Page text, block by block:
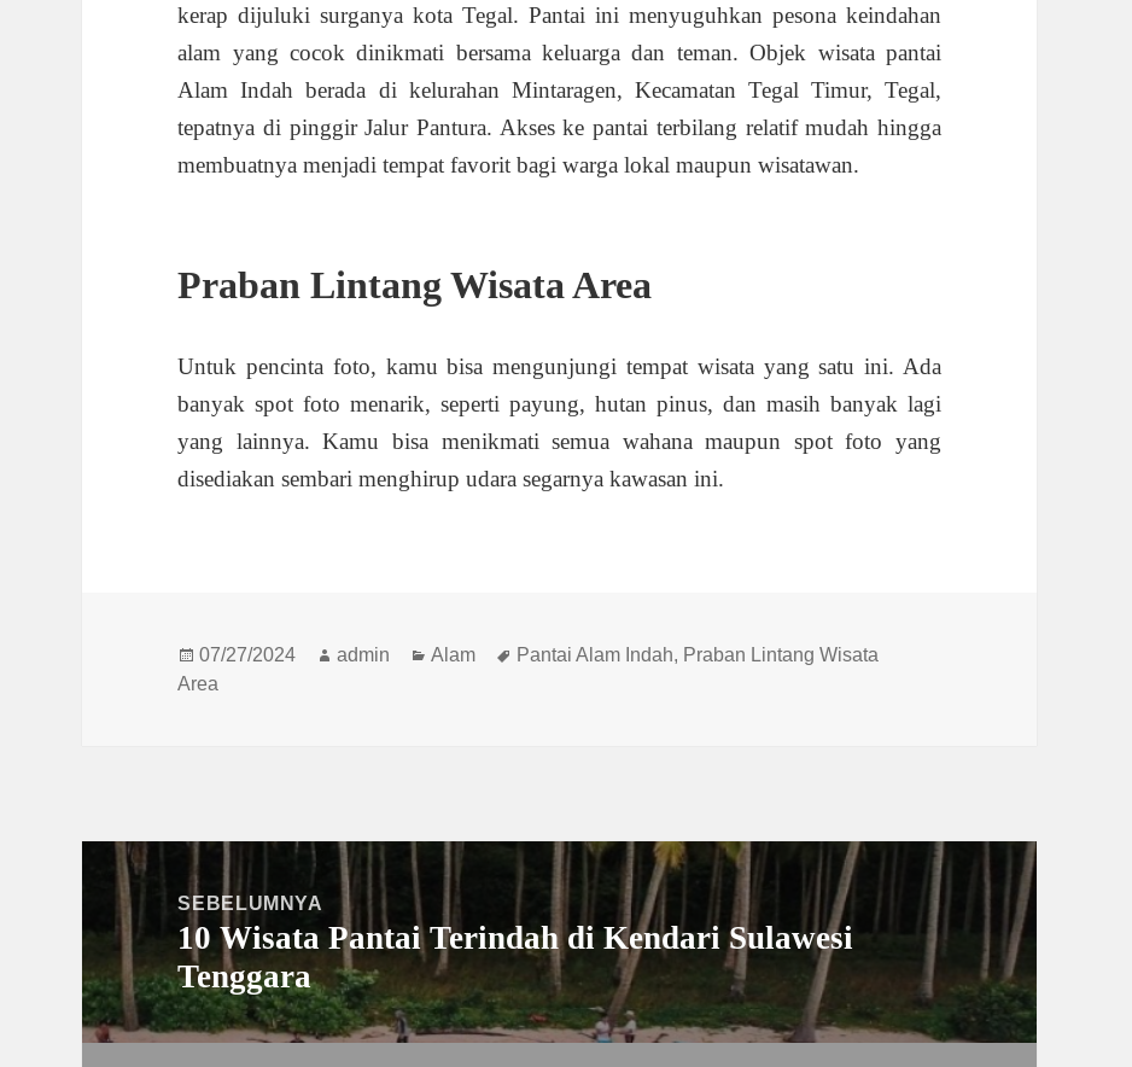
kerap dijuluki surganya kota Tegal. Pantai ini menyuguhkan pesona keindahan
alam yang cocok dinikmati bersama keluarga dan teman. Objek wisata pantai
Alam Indah berada di kelurahan Mintaragen, Kecamatan Tegal Timur, Tegal,
tepatnya di pinggir Jalur Pantura. Akses ke pantai terbilang relatif mudah hingga
membuatnya menjadi tempat favorit bagi warga lokal maupun wisatawan.
Praban Lintang Wisata Area
Untuk pencinta foto, kamu bisa mengunjungi tempat wisata yang satu ini. Ada
banyak spot foto menarik, seperti payung, hutan pinus, dan masih banyak lagi
yang lainnya. Kamu bisa menikmati semua wahana maupun spot foto yang
disediakan sembari menghirup udara segarnya kawasan ini.
Diposkan
pada
07/27/2024 Penulis
admin Kategori
Alam Tag
Pantai Alam Indah, Praban Lintang Wisata
Area
Navigasi
SEBELUMNYA
Pos
sebelumnya:
10 Wisata Pantai Terindah di Kendari Sulawesi
Tenggara